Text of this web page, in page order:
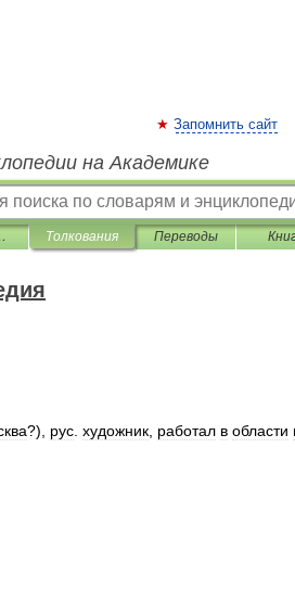
Запомнить сайт
на Академике
Толкования Переводы
?), рус художник работал в области